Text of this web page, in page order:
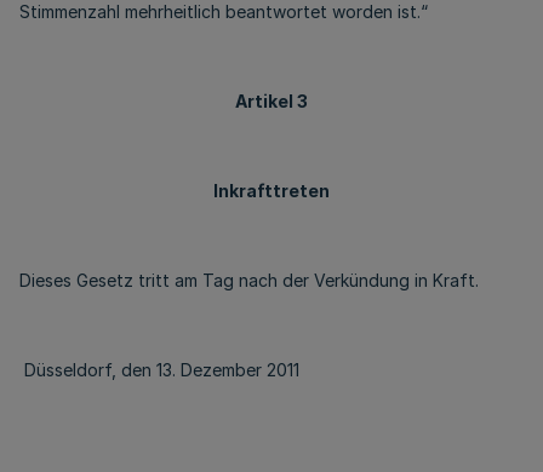
Stimmenzahl mehrheitlich beantwortet worden ist.“
Artikel 3
Inkrafttreten
Dieses Gesetz tritt am Tag nach der Verkündung in Kraft.
Düsseldorf, den 13. Dezember 2011